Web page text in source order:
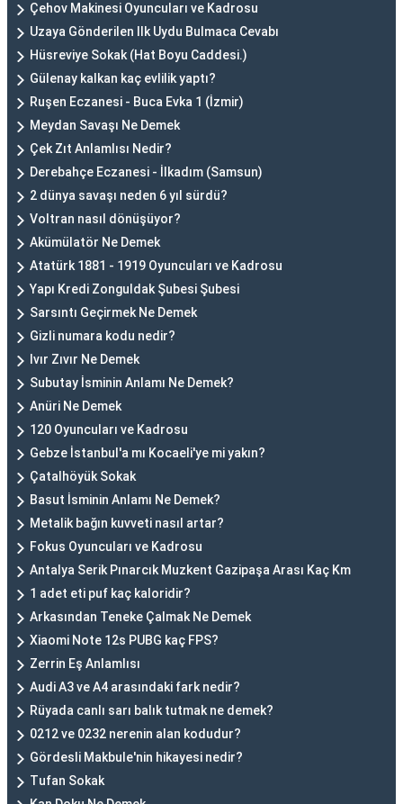
Çehov Makinesi Oyuncuları ve Kadrosu
Uzaya Gönderilen Ilk Uydu Bulmaca Cevabı
Hüsreviye Sokak (Hat Boyu Caddesi.)
Gülenay kalkan kaç evlilik yaptı?
Ruşen Eczanesi - Buca Evka 1 (İzmir)
Meydan Savaşı Ne Demek
Çek Zıt Anlamlısı Nedir?
Derebahçe Eczanesi - İlkadım (Samsun)
2 dünya savaşı neden 6 yıl sürdü?
Voltran nasıl dönüşüyor?
Akümülatör Ne Demek
Atatürk 1881 - 1919 Oyuncuları ve Kadrosu
Yapı Kredi Zonguldak Şubesi Şubesi
Sarsıntı Geçirmek Ne Demek
Gizli numara kodu nedir?
Ivır Zıvır Ne Demek
Subutay İsminin Anlamı Ne Demek?
Anüri Ne Demek
120 Oyuncuları ve Kadrosu
Gebze İstanbul'a mı Kocaeli'ye mi yakın?
Çatalhöyük Sokak
Basut İsminin Anlamı Ne Demek?
Metalik bağın kuvveti nasıl artar?
Fokus Oyuncuları ve Kadrosu
Antalya Serik Pınarcık Muzkent Gazipaşa Arası Kaç Km
1 adet eti puf kaç kaloridir?
Arkasından Teneke Çalmak Ne Demek
Xiaomi Note 12s PUBG kaç FPS?
Zerrin Eş Anlamlısı
Audi A3 ve A4 arasındaki fark nedir?
Rüyada canlı sarı balık tutmak ne demek?
0212 ve 0232 nerenin alan kodudur?
Gördesli Makbule'nin hikayesi nedir?
Tufan Sokak